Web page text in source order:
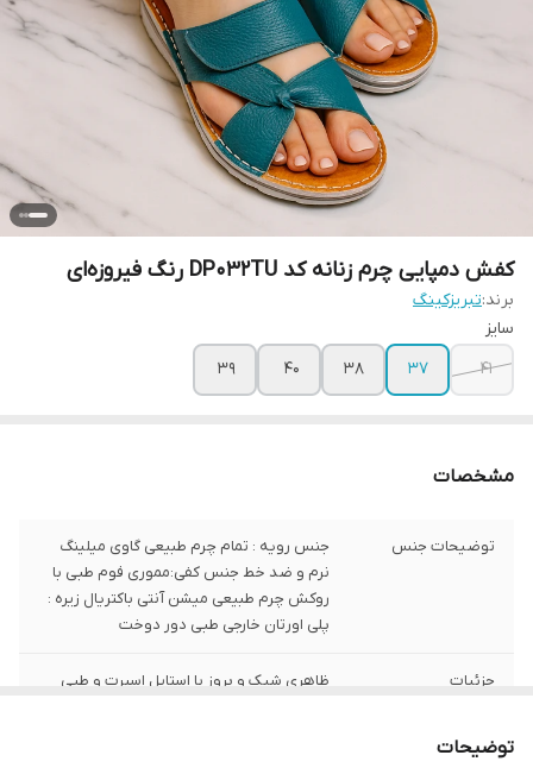
کفش دمپایی چرم زنانه کد DP032TU رنگ فیروزه‌ای
برند:تبریزکینگ
سایز
41
37
38
40
39
مشخصات
توضیحات جنس
جنس رویه : تمام چرم طبیعی گاوی میلینگ
نرم و ضد خط جنس کفی:مموری فوم طبی با
روکش چرم طبیعی میشن آنتی باکتریال زیره :
پلی اورتان خارجی طبی دور دوخت
جزئیات
ظاهری شیک و بروز با استایل اسپرت و طبی
کشور تولید کننده
توضیحات